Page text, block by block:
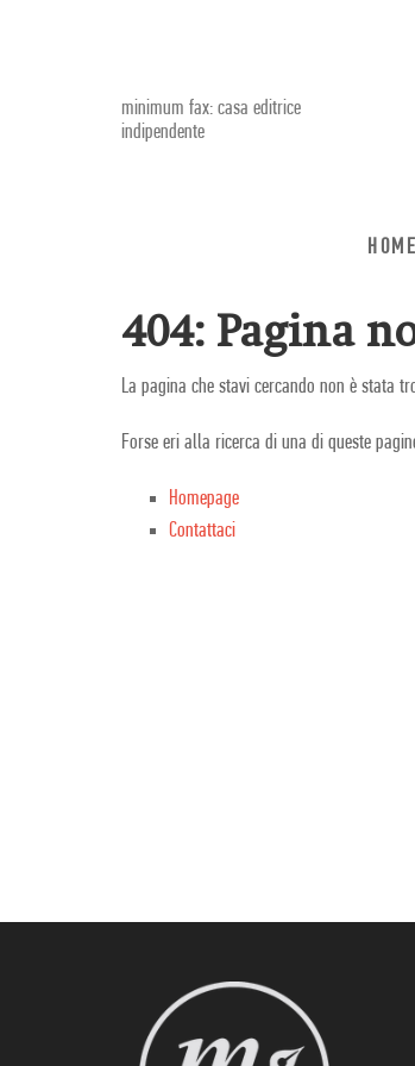
minimum fax: casa editrice
indipendente
HOME
404: Pagina
La pagina che stavi cercando non è stata
Forse eri alla ricerca di una di queste
Homepage
Contattaci